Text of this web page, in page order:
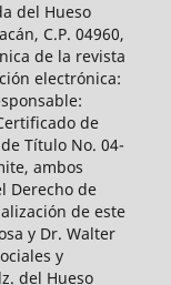
del Hueso
C.P. 04960,
de la revista
electrónica:
de
Título No. 04-
ambos
Derecho de
de este
y Dr. Walter
y
del Hueso